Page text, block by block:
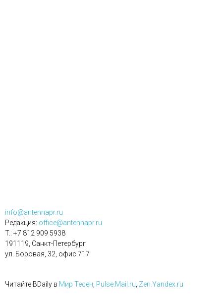
info@antennapr.ru
Редакция: office@antennapr.ru
T.: +7 812 909 5938
191119, Санкт-Петербург
ул. Боровая, 32, офис 717
Читайте BDaily в Мир Тесен Pulse.Mail.ru Zen.Yandex.ru